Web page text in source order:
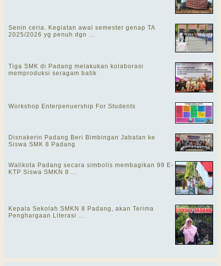
Senin ceria. Kegiatan awal semester genap TA
2025/2026 yg penuh dgn ...
Tiga SMK di Padang melakukan kolaborasi
memproduksi seragam batik
Workshop Enterpenuership For Students
Disnakerin Padang Beri Bimbingan Jabatan ke
Siswa SMK 8 Padang
Walikota Padang secara simbolis membagikan 99 E-
KTP Siswa SMKN 8 ...
Kepala Sekolah SMKN 8 Padang, akan Terima
Penghargaan Literasi ...